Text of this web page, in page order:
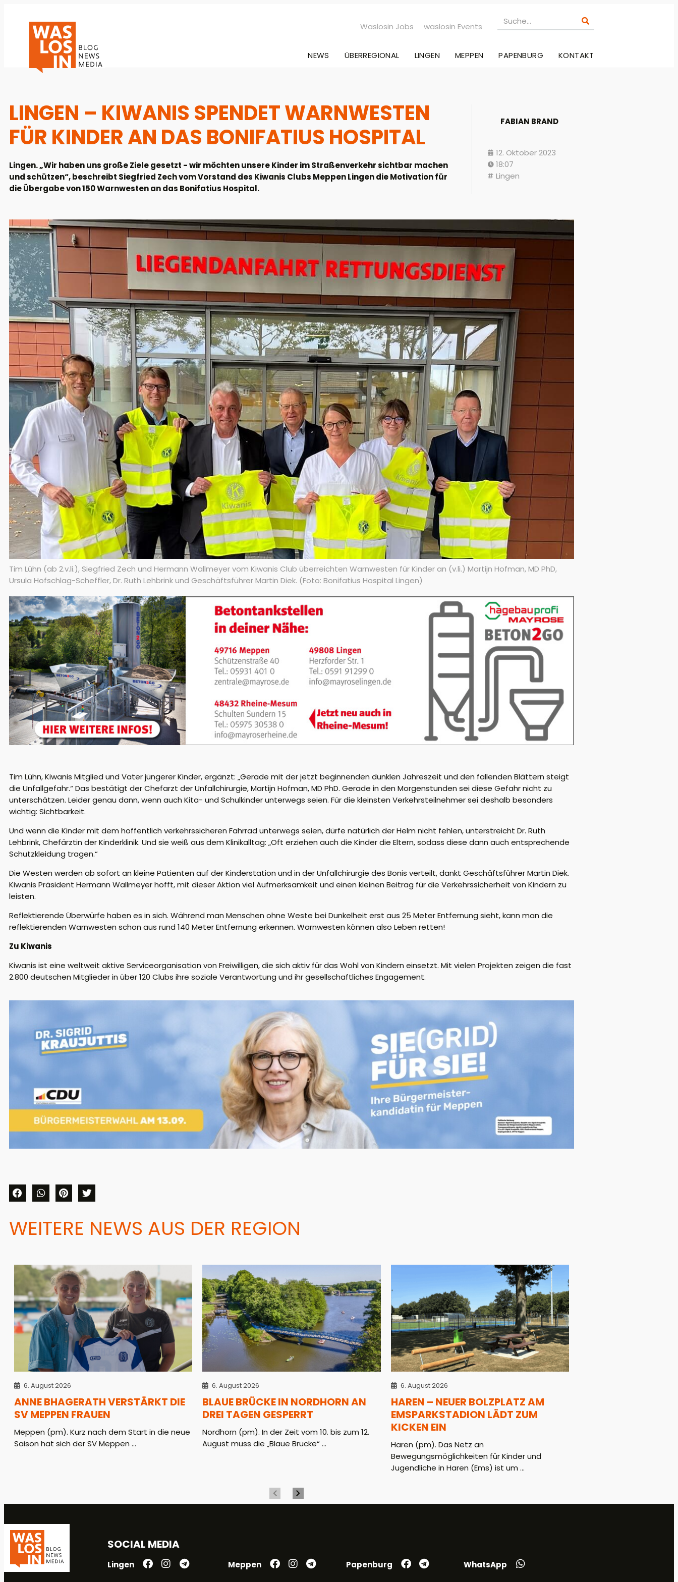
Waslosin Jobs waslosin Events
NEWS ÜBERREGIONAL LINGEN MEPPEN PAPENBURG KONTAKT
LINGEN – KIWANIS SPENDET WARNWESTEN
FÜR KINDER AN DAS BONIFATIUS HOSPITAL
Lingen. „Wir haben uns große Ziele gesetzt - wir möchten unsere Kinder im Straßenverkehr sichtbar machen
und schützen“, beschreibt Siegfried Zech vom Vorstand des Kiwanis Clubs Meppen Lingen die Motivation für
die Übergabe von 150 Warnwesten an das Bonifatius Hospital.
FABIAN BRAND
12. Oktober 2023
18:07
Lingen
Tim Lühn (ab 2.v.li.), Siegfried Zech und Hermann Wallmeyer vom Kiwanis Club überreichten Warnwesten für Kinder an (v.li.) Martijn Hofman, MD PhD,
Ursula Hofschlag-Scheffler, Dr. Ruth Lehbrink und Geschäftsführer Martin Diek. (Foto: Bonifatius Hospital Lingen)
Tim Lühn, Kiwanis Mitglied und Vater jüngerer Kinder, ergänzt: „Gerade mit der jetzt beginnenden dunklen Jahreszeit und den fallenden Blättern steigt
die Unfallgefahr.“ Das bestätigt der Chefarzt der Unfallchirurgie, Martijn Hofman, MD PhD. Gerade in den Morgenstunden sei diese Gefahr nicht zu
unterschätzen. Leider genau dann, wenn auch Kita- und Schulkinder unterwegs seien. Für die kleinsten Verkehrsteilnehmer sei deshalb besonders
wichtig: Sichtbarkeit.
Und wenn die Kinder mit dem hoffentlich verkehrssicheren Fahrrad unterwegs seien, dürfe natürlich der Helm nicht fehlen, unterstreicht Dr. Ruth
Lehbrink, Chefärztin der Kinderklinik. Und sie weiß aus dem Klinikalltag: „Oft erziehen auch die Kinder die Eltern, sodass diese dann auch entsprechende
Schutzkleidung tragen.“
Die Westen werden ab sofort an kleine Patienten auf der Kinderstation und in der Unfallchirurgie des Bonis verteilt, dankt Geschäftsführer Martin Diek.
Kiwanis Präsident Hermann Wallmeyer hofft, mit dieser Aktion viel Aufmerksamkeit und einen kleinen Beitrag für die Verkehrssicherheit von Kindern zu
leisten.
Reflektierende Überwürfe haben es in sich. Während man Menschen ohne Weste bei Dunkelheit erst aus 25 Meter Entfernung sieht, kann man die
reflektierenden Warnwesten schon aus rund 140 Meter Entfernung erkennen. Warnwesten können also Leben retten!
Zu Kiwanis
Kiwanis ist eine weltweit aktive Serviceorganisation von Freiwilligen, die sich aktiv für das Wohl von Kindern einsetzt. Mit vielen Projekten zeigen die fast
2.800 deutschen Mitglieder in über 120 Clubs ihre soziale Verantwortung und ihr gesellschaftliches Engagement.
WEITERE NEWS AUS DER REGION
6. August 2026
ANNE BHAGERATH VERSTÄRKT DIE
SV MEPPEN FRAUEN
Meppen (pm). Kurz nach dem Start in die neue
Saison hat sich der SV Meppen ...
6. August 2026
BLAUE BRÜCKE IN NORDHORN AN
DREI TAGEN GESPERRT
Nordhorn (pm). In der Zeit vom 10. bis zum 12.
August muss die „Blaue Brücke“ ...
6. August 2026
HAREN – NEUER BOLZPLATZ AM
EMSPARKSTADION LÄDT ZUM
KICKEN EIN
Haren (pm). Das Netz an
Bewegungsmöglichkeiten für Kinder und
Jugendliche in Haren (Ems) ist um ...
SOCIAL MEDIA
Lingen Meppen Papenburg WhatsApp